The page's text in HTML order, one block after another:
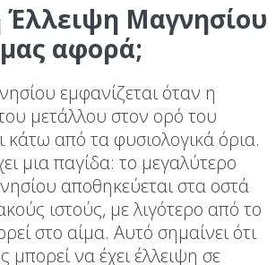
Έλλειψη Μαγνησίου
μας αφορά;
εμφανίζεται όταν η
μετάλλου στον ορό του
κάτω από τα φυσιολογικά όρια.
μια παγίδα: το μεγαλύτερο
αποθηκεύεται στα οστά
ιστούς, με λιγότερο από το
στο αίμα. Αυτό σημαίνει ότι
να έχει έλλειψη σε